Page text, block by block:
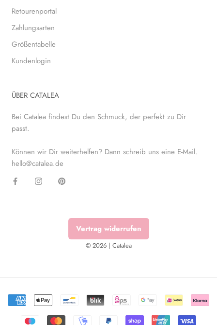
Retourenportal
Zahlungsarten
Größentabelle
Kundenlogin
ÜBER CATALEA
Bei Catalea findest Du den Schmuck, der perfekt zu Dir
passt.
Können wir Dir weiterhelfen? Dann schreib uns eine E-Mail.
hello@catalea.de
Vertrag widerrufen
© 2026 | Catalea